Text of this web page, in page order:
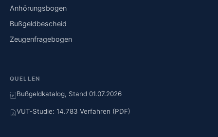
Anhörungsbogen
Bußgeldbescheid
Zeugenfragebogen
QUELLEN
Bußgeldkatalog, Stand 01.07.2026
VUT-Studie: 14.783 Verfahren (PDF)